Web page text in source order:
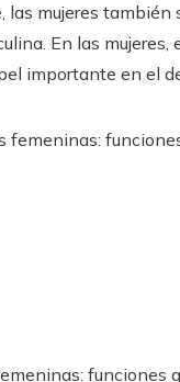
las mujeres
En las
importante en el
funciones